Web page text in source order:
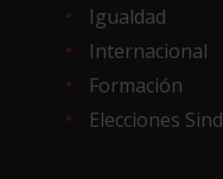
Igualdad
Internacional
Formación
Elecciones